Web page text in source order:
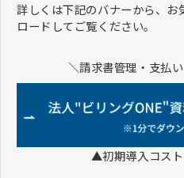
詳しくは下記のバナーから、
ロードしてご覧ください。
＼請求書管理・支払
▲初期導入コス